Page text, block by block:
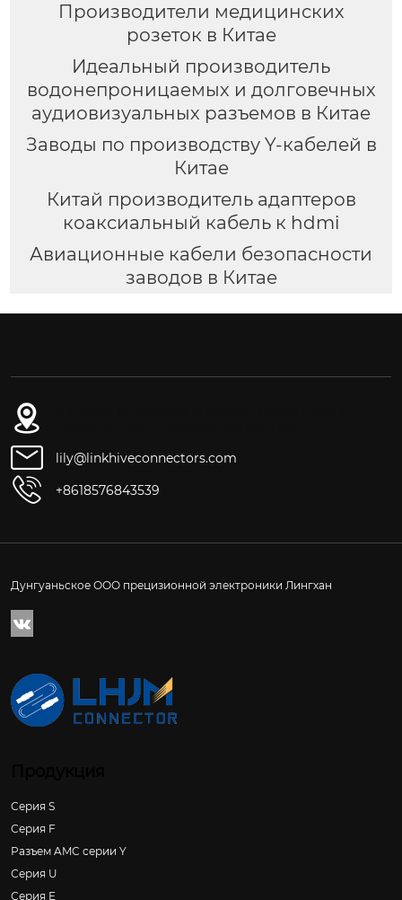
Производители медицинских
розеток в Китае
Идеальный производитель
водонепроницаемых и долговечных
аудиовизуальных разъемов в Китае
Заводы по производству Y-кабелей в
Китае
Китай производитель адаптеров
коаксиальный кабель к hdmi
Авиационные кабели безопасности
заводов в Китае
lily@linkhiveconnectors.com
+8618576843539
Дунгуаньское ООО прецизионной электроники Лингхан

Серия S
Серия F
Разъем AMC серии Y
Серия U
Серия E